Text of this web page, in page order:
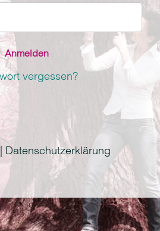
vergessen?
Datenschutzerklärung